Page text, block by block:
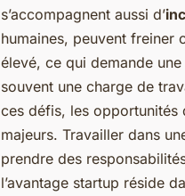
s’accompagnent aussi d’
humaines, peuvent freiner
élevé, ce qui demande
souvent une charge de
ces défis, les opportunités
majeurs. Travailler dans
prendre des
l’avantage startup réside